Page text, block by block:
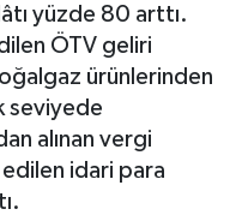
yüzde 80 arttı.
ÖTV geliri
ürünlerinden
seviyede
alınan vergi
idari para